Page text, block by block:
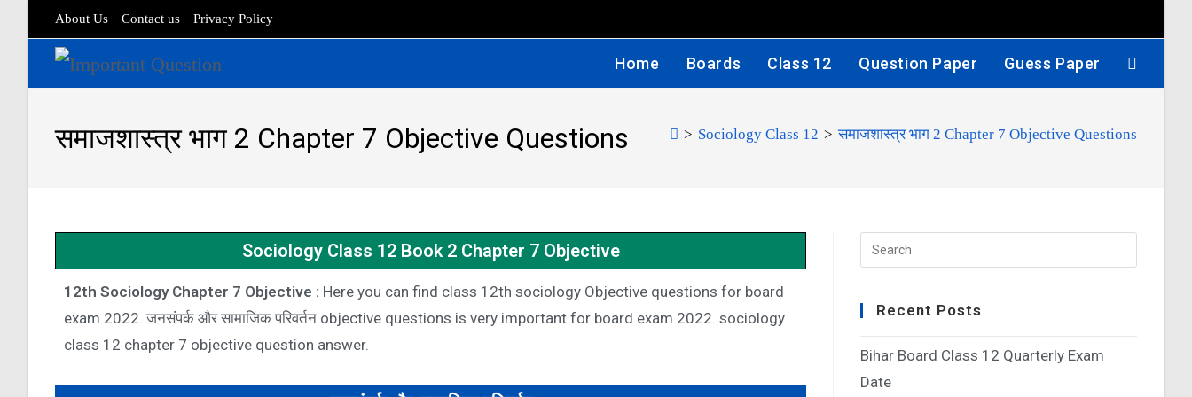
About Us Contact us Privacy Policy
Home Boards Class 12 Question Paper Guess Paper
समाजशास्त्र भाग 2 Chapter 7 Objective Questions > Sociology Class 12 > समाजशास्त्र भाग 2 Chapter 7 Objective Questions
Sociology Class 12 Book 2 Chapter 7 Objective
12th Sociology Chapter 7 Objective : Here you can find class 12th sociology Objective questions for board
exam 2022. जनसंपर्क और सामाजिक परिवर्तन objective questions is very important for board exam 2022. sociology
class 12 chapter 7 objective question answer.
Recent Posts
Bihar Board Class 12 Quarterly Exam
Date